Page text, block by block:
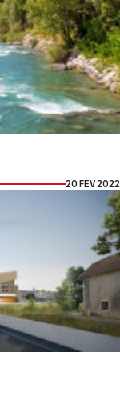
20 FÉV 2022